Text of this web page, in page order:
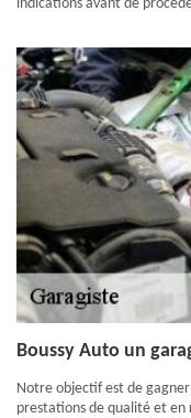
indications avant de
Boussy Auto un
Notre objectif est de
prestations de qualité et en